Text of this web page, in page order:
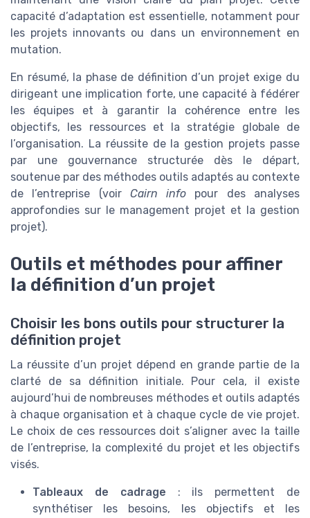
capacité d’adaptation est essentielle, notamment pour
les projets innovants ou dans un environnement en
mutation.
En résumé, la phase de définition d’un projet exige du
dirigeant une implication forte, une capacité à fédérer
les équipes et à garantir la cohérence entre les
objectifs, les ressources et la stratégie globale de
l’organisation. La réussite de la gestion projets passe
par une gouvernance structurée dès le départ,
soutenue par des méthodes outils adaptés au contexte
de l’entreprise (voir Cairn info pour des analyses
approfondies sur le management projet et la gestion
projet).
Outils et méthodes pour affiner
la définition d’un projet
Choisir les bons outils pour structurer la
définition projet
La réussite d’un projet dépend en grande partie de la
clarté de sa définition initiale. Pour cela, il existe
aujourd’hui de nombreuses méthodes et outils adaptés
à chaque organisation et à chaque cycle de vie projet.
Le choix de ces ressources doit s’aligner avec la taille
de l’entreprise, la complexité du projet et les objectifs
visés.
Tableaux de cadrage : ils permettent de
synthétiser les besoins, les objectifs et les